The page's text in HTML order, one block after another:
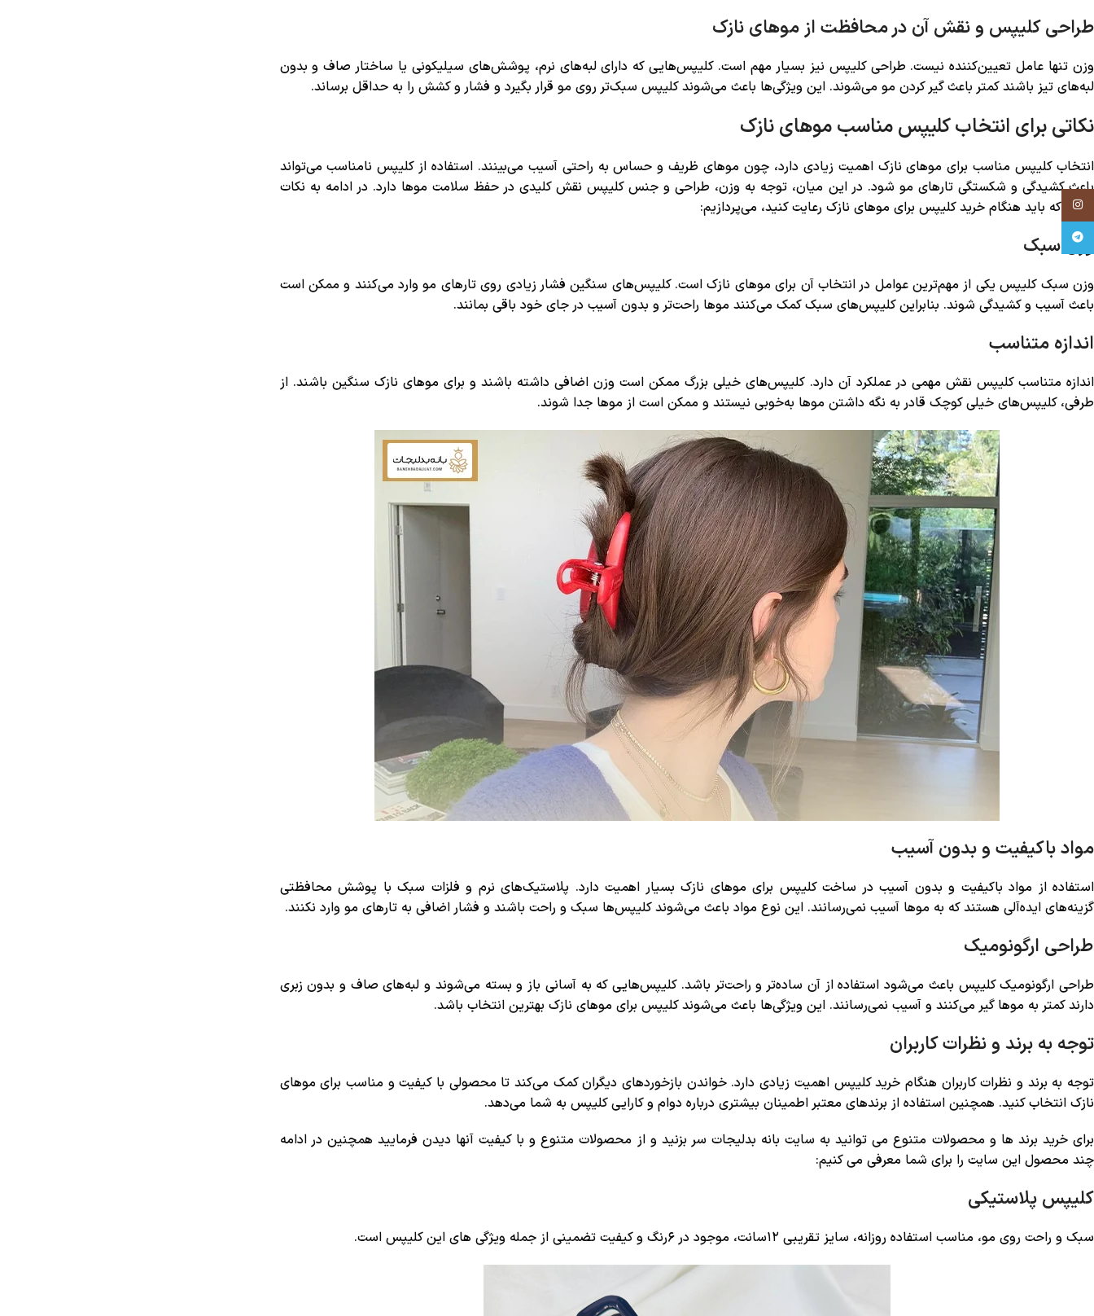
طراحی کلیپس و نقش آن در محافظت از موهای نازک
وزن تنها عامل تعیین‌کننده نیست. طراحی کلیپس نیز بسیار مهم است. کلیپس‌هایی که دارای لبه‌های نرم، پوشش‌های سیلیکونی یا ساختار صاف و بدون
لبه‌های تیز باشند کمتر باعث گیر کردن مو می‌شوند. این ویژگی‌ها باعث می‌شوند کلیپس سبک‌تر روی مو قرار بگیرد و فشار و کشش را به حداقل برساند.
نکاتی برای انتخاب کلیپس مناسب موهای نازک
انتخاب کلیپس مناسب برای موهای نازک اهمیت زیادی دارد، چون موهای ظریف و حساس به راحتی آسیب می‌بینند. استفاده از کلیپس نامناسب می‌تواند
باعث کشیدگی و شکستگی تارهای مو شود. در این میان، توجه به وزن، طراحی و جنس کلیپس نقش کلیدی در حفظ سلامت موها دارد. در ادامه به نکات
مهمی که باید هنگام خرید کلیپس برای موهای نازک رعایت کنید، می‌پردازیم:
وزن سبک
وزن سبک کلیپس یکی از مهم‌ترین عوامل در انتخاب آن برای موهای نازک است. کلیپس‌های سنگین فشار زیادی روی تارهای مو وارد می‌کنند و ممکن است
باعث آسیب و کشیدگی شوند. بنابراین کلیپس‌های سبک کمک می‌کنند موها راحت‌تر و بدون آسیب در جای خود باقی بمانند.
اندازه متناسب
اندازه متناسب کلیپس نقش مهمی در عملکرد آن دارد. کلیپس‌های خیلی بزرگ ممکن است وزن اضافی داشته باشند و برای موهای نازک سنگین باشند. از
طرفی، کلیپس‌های خیلی کوچک قادر به نگه داشتن موها به‌خوبی نیستند و ممکن است از موها جدا شوند.
مواد باکیفیت و بدون آسیب
استفاده از مواد باکیفیت و بدون آسیب در ساخت کلیپس برای موهای نازک بسیار اهمیت دارد. پلاستیک‌های نرم و فلزات سبک با پوشش محافظتی
گزینه‌های ایده‌آلی هستند که به موها آسیب نمی‌رسانند. این نوع مواد باعث می‌شوند کلیپس‌ها سبک و راحت باشند و فشار اضافی به تارهای مو وارد نکنند.
طراحی ارگونومیک
طراحی ارگونومیک کلیپس باعث می‌شود استفاده از آن ساده‌تر و راحت‌تر باشد. کلیپس‌هایی که به آسانی باز و بسته می‌شوند و لبه‌های صاف و بدون زبری
دارند کمتر به موها گیر می‌کنند و آسیب نمی‌رسانند. این ویژگی‌ها باعث می‌شوند کلیپس برای موهای نازک بهترین انتخاب باشد.
توجه به برند و نظرات کاربران
توجه به برند و نظرات کاربران هنگام خرید کلیپس اهمیت زیادی دارد. خواندن بازخوردهای دیگران کمک می‌کند تا محصولی با کیفیت و مناسب برای موهای
نازک انتخاب کنید. همچنین استفاده از برندهای معتبر اطمینان بیشتری درباره دوام و کارایی کلیپس به شما می‌دهد.
برای خرید برند ها و محصولات متنوع می توانید به سایت بانه بدلیجات سر بزنید و از محصولات متنوع و با کیفیت آنها دیدن فرمایید همچنین در ادامه
چند محصول این سایت را برای شما معرفی می کنیم:
کلیپس پلاستیکی
سبک و راحت روی مو، مناسب استفاده روزانه، سایز تقریبی ۱۲سانت، موجود در ۶رنگ و کیفیت تضمینی از جمله ویژگی های این کلیپس است.
Instagram
Telegram